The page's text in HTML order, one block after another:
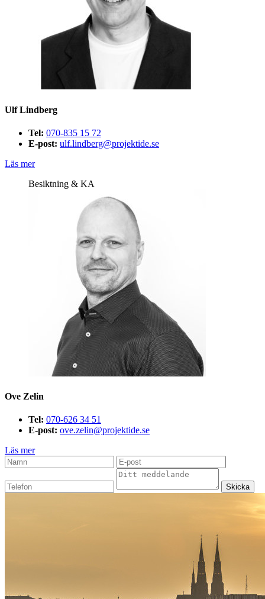
Ulf Lindberg
Tel: 070-835 15 72
E-post: ulf.lindberg@projektide.se
Läs mer
Besiktning & KA
Ove Zelin
Tel: 070-626 34 51
E-post: ove.zelin@projektide.se
Läs mer
Skicka